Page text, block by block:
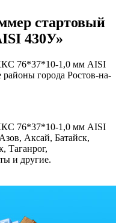
стартовый
430У»
76*37*10-1,0 мм AISI
районы города Ростов-на-
76*37*10-1,0 мм AISI
Аксай, Батайск,
Таганрог,
и другие.